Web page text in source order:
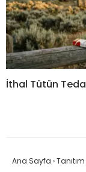
İthal Tütün
Ana Sayfa ›Tanıtım